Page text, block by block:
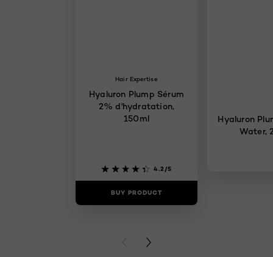
Hair Expertise
Hyaluron Plump Sérum
2% d'hydratation,
150ml
4.2/5
BUY PRODUCT
Hyaluron
Water,
PREVIOUS CARD
NEXT CARD